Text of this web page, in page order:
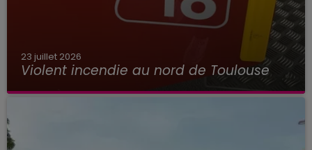
23 juillet 2026
Violent incendie au nord de Toulouse